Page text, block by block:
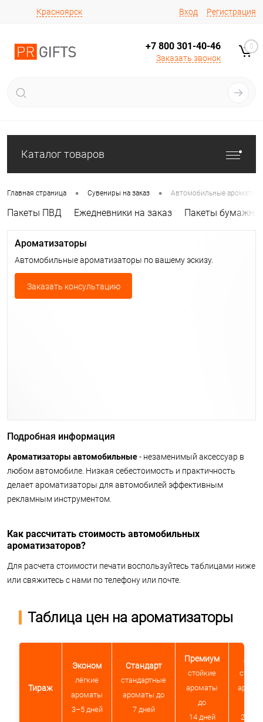
Вход Регистрация
Красноярск
+7 800 301-40-46
Заказать звонок
0
Каталог товаров
Главная страница • Сувениры на заказ • Автомобильные
Пакеты ПВД Ежедневники на заказ Пакеты
Ароматизаторы
Автомобильные ароматизаторы по вашему эскизу.
Заказать консультацию
Подробная информация
Ароматизаторы автомобильные- незаменимый аксессуар в
любом автомобиле. Низкая себестоимость и практичность
делает ароматизаторы для автомобилей эффективным
рекламным инструментом.
Как рассчитать стоимость автомобильных
ароматизаторов?
Для расчета стоимости печати воспользуйтесь таблицами ниже
или свяжитесь с нами по телефону или почте.
Таблица цен на ароматизаторы
Тираж
Эконом
лёгкие
ароматы
3–5 дней
Стандарт
стандартные
ароматы до
7 дней
Премиум
стойкие
ароматы
до
14 дней
23